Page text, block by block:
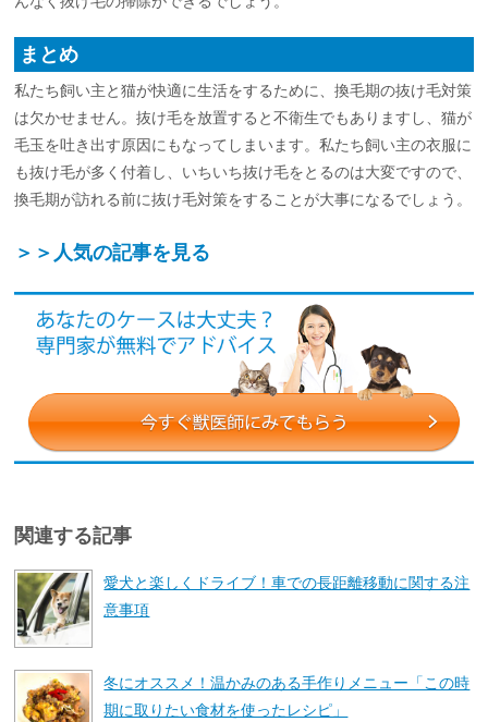
まとめ
私たち飼い主と猫が快適に生活をするために、換毛期の抜け毛対策
は欠かせません。抜け毛を放置すると不衛生でもありますし、猫が
毛玉を吐き出す原因にもなってしまいます。私たち飼い主の衣服に
も抜け毛が多く付着し、いちいち抜け毛をとるのは大変ですので、
換毛期が訪れる前に抜け毛対策をすることが大事になるでしょう。
＞＞人気の記事を見る
関連する記事
愛犬と楽しくドライブ！車での長距離移動に関する注
意事項
冬にオススメ！温かみのある手作りメニュー「この時
期に取りたい食材を使ったレシピ」